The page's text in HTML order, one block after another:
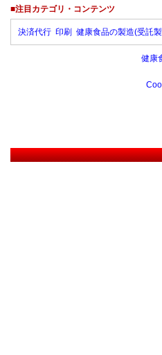
■注目カテゴリ・コンテンツ
決済代行 印刷 健康食品の製造(受託
健康